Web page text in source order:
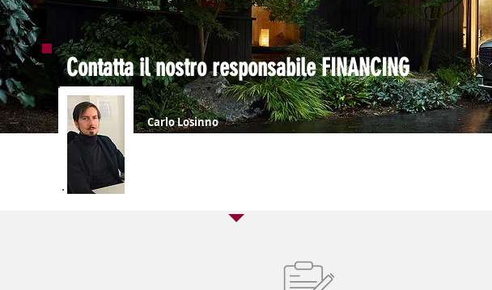
Contatta il nostro responsabile FINANCING
Carlo Losinno
Responsabile Finanziamenti